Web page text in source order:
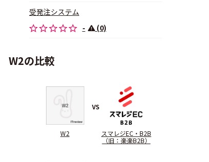
受発注システム
-
(0)
W2の比較
W2
VS
スマレジEC・B2B
（旧：楽楽B2B）